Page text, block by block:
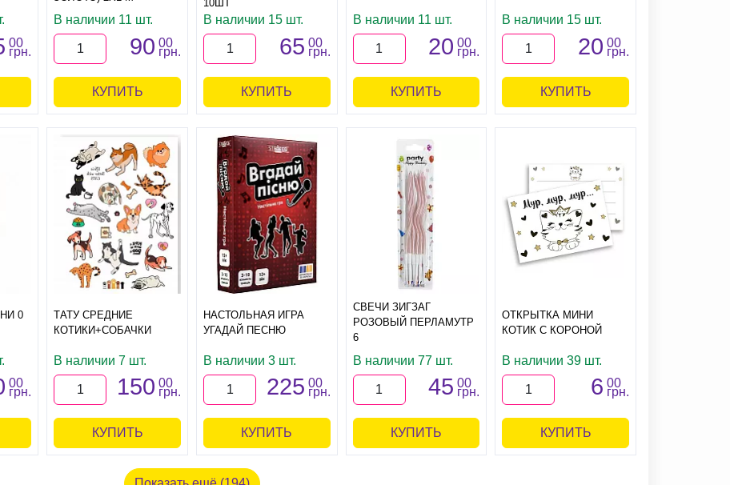
00
грн.
В наличии 11 шт.
90 00
грн.
КУПИТЬ
10ШТ
В наличии 15 шт.
65 00
грн.
КУПИТЬ
В наличии 11 шт.
20 00
грн.
КУПИТЬ
В наличии 15 шт.
20 00
грн.
КУПИТЬ
0
00
грн.
ТАТУ СРЕДНИЕ
КОТИКИ+СОБАЧКИ
В наличии 7 шт.
150 00
грн.
КУПИТЬ
НАСТОЛЬНАЯ ИГРА
УГАДАЙ ПЕСНЮ
В наличии 3 шт.
225 00
грн.
КУПИТЬ
СВЕЧИ ЗИГЗАГ
РОЗОВЫЙ ПЕРЛАМУТР
6
В наличии 77 шт.
45 00
грн.
КУПИТЬ
ОТКРЫТКА МИНИ
КОТИК С КОРОНОЙ
В наличии 39 шт.
6 00
грн.
КУПИТЬ